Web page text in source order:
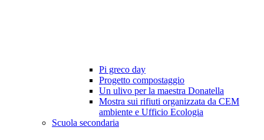
Pi greco day
Progetto compostaggio
Un ulivo per la maestra Donatella
Mostra sui rifiuti organizzata da CEM
ambiente e Ufficio Ecologia
Scuola secondaria